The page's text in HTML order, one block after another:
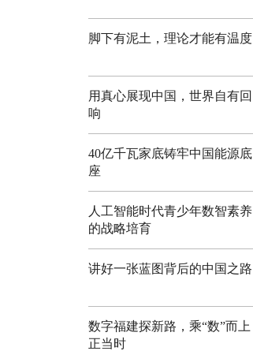
脚下有泥土，理论才能有温度
用真心展现中国，世界自有回
响
40亿千瓦家底铸牢中国能源底
座
人工智能时代青少年数智素养
的战略培育
讲好一张蓝图背后的中国之路
数字福建探新路，乘“数”而上
正当时